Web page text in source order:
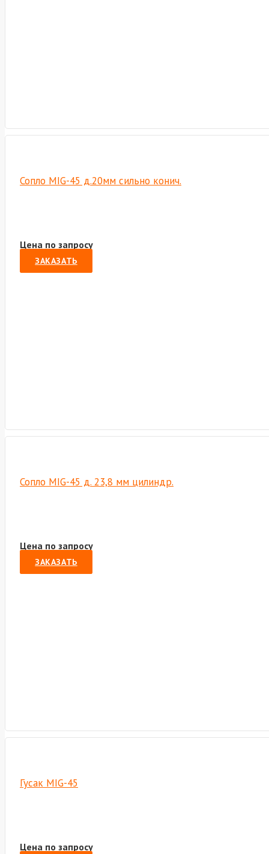
Сопло MIG-45 д.20мм сильно конич.
Цена по запросу
ЗАКАЗАТЬ
Сопло MIG-45 д. 23,8 мм цилиндр.
Цена по запросу
ЗАКАЗАТЬ
Гусак MIG-45
Цена по запросу